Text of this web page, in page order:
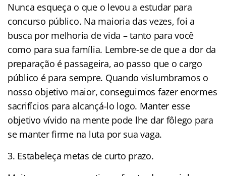
Nunca esqueça o que o levou a estudar para
concurso público. Na maioria das vezes, foi a
busca por melhoria de vida – tanto para você
como para sua família. Lembre-se de que a dor da
preparação é passageira, ao passo que o cargo
público é para sempre. Quando vislumbramos o
nosso objetivo maior, conseguimos fazer enormes
sacrifícios para alcançá-lo logo. Manter esse
objetivo vívido na mente pode lhe dar fôlego para
se manter firme na luta por sua vaga.
3. Estabeleça metas de curto prazo.